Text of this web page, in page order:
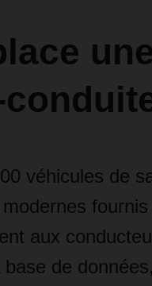
véhicules de
aux
de